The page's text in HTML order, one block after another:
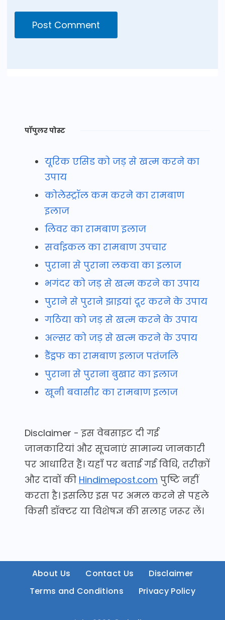
पॉपुलर पोस्ट
यूरिक एसिड को जड़ से खत्म करने का
उपाय
कोलेस्ट्रॉल कम करने का रामबाण
इलाज
लिवर का रामबाण इलाज
सर्वाइकल का रामबाण उपचार
पुराना से पुराना लकवा का इलाज
भगंदर को जड़ से खत्म करने का उपाय
पुराने से पुराने झाइयां दूर करने के उपाय
गठिया को जड़ से खत्म करने के उपाय
अल्सर को जड़ से खत्म करने के उपाय
डैंड्रफ का रामबाण इलाज पतंजलि
पुराना से पुराना बुखार का इलाज
खूनी बवासीर का रामबाण इलाज
Disclaimer - इस वेबसाइट दी गई
जानकारियां और सूचनाएं सामान्य जानकारी
पर आधारित हैं। यहाँ पर बताई गई विधि, तरीक़ों
और दावों की Hindimepost.com पुष्टि नहीं
करता है। इसलिए इस पर अमल करने से पहले
किसी डॉक्टर या विशेषज्ञ की सलाह जरूर लें।
About Us Contact Us
Disclaimer
Terms and Conditions
Privacy Policy